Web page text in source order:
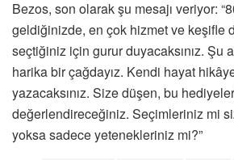
Bezos, son olarak şu mesajı veriyor:
geldiğinizde, en çok hizmet ve keşifle
seçtiğiniz için gurur duyacaksınız. Şu
harika bir çağdayız. Kendi hayat
yazacaksınız. Size düşen, bu
değerlendireceğiniz. Seçimleriniz mi
yoksa sadece yetenekleriniz mi?”